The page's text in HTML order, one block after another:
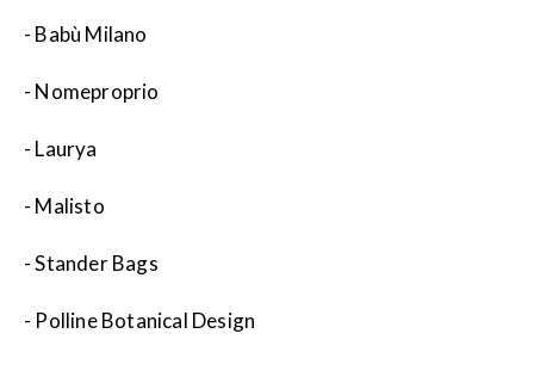
- Babù Milano
- Nomeproprio
- Laurya
- Malisto
- Stander Bags
- Polline Botanical Design